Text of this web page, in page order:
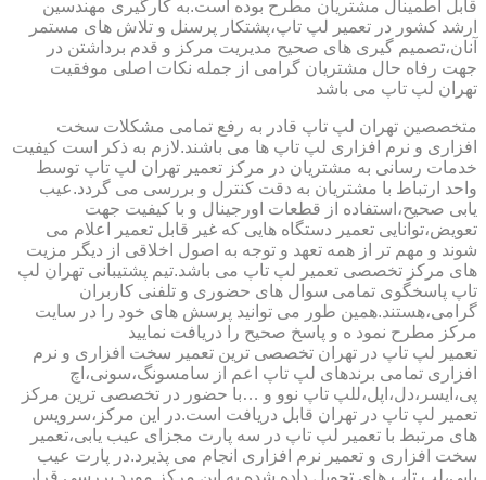
قابل اطمینال مشتریان مطرح بوده است.به کارگیری مهندسین
ارشد کشور در تعمیر لپ تاپ،پشتکار پرسنل و تلاش های مستمر
آنان،تصمیم گیری های صحیح مدیریت مرکز و قدم برداشتن در
جهت رفاه حال مشتریان گرامی از جمله نکات اصلی موفقیت
تهران لپ تاپ می باشد
متخصصین تهران لپ تاپ قادر به رفع تمامی مشکلات سخت
افزاری و نرم افزاری لپ تاپ ها می باشند.لازم به ذکر است کیفیت
خدمات رسانی به مشتریان در مرکز تعمیر تهران لپ تاپ توسط
واحد ارتباط با مشتریان به دقت کنترل و بررسی می گردد.عیب
یابی صحیح،استفاده از قطعات اورجینال و با کیفیت جهت
تعویض،توانایی تعمیر دستگاه هایی که غیر قابل تعمیر اعلام می
شوند و مهم تر از همه تعهد و توجه به اصول اخلاقی از دیگر مزیت
های مرکز تخصصی تعمیر لپ تاپ می باشد.تیم پشتیبانی تهران لپ
تاپ پاسخگوی تمامی سوال های حضوری و تلفنی کاربران
گرامی،هستند.همین طور می توانید پرسش های خود را در سایت
مرکز مطرح نمود ه و پاسخ صحیح را دریافت نمایید
تعمیر لپ تاپ در تهران تخصصی ترین تعمیر سخت افزاری و نرم
افزاری تمامی برندهای لپ تاپ اعم از سامسونگ،سونی،اچ
پی،ایسر،دل،اپل،للپ تاپ نوو و …با حضور در تخصصی ترین مرکز
تعمیر لپ تاپ در تهران قابل دریافت است.در این مرکز،سرویس
های مرتبط با تعمیر لپ تاپ در سه پارت مجزای عیب یابی،تعمیر
سخت افزاری و تعمیر نرم افزاری انجام می پذیرد.در پارت عیب